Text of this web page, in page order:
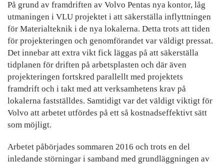
På grund av framdriften av Volvo Pentas nya kontor, låg
utmaningen i VLU projektet i att säkerställa inflyttningen
för Materialteknik i de nya lokalerna. Detta trots att tiden
för projekteringen och genomförandet var väldigt pressat.
Det innebar att extra vikt fick läggas på att säkerställa
tidplanen för driften på arbetsplasten och där även
projekteringen fortskred parallellt med projektets
framdrift och i takt med att verksamhetens krav på
lokalerna fastställdes. Samtidigt var det väldigt viktigt för
Volvo att arbetet utfördes på ett så kostnadseffektivt sätt
som möjligt.
Arbetet påbörjades sommaren 2016 och trots en del
inledande störningar i samband med grundläggningen av